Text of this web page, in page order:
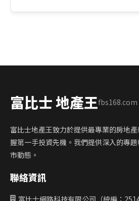
富比士 地產王fbs168.com
富比士地產王致力於提供最專業的房地
握第一手投資先機。我們提供深入的專
市動態。
聯絡資訊
富比士網路科技有限公司（統編：